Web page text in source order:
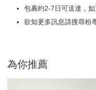
包裹約2-7日可送達，
欲知更多訊息請搜尋粉
為你推薦